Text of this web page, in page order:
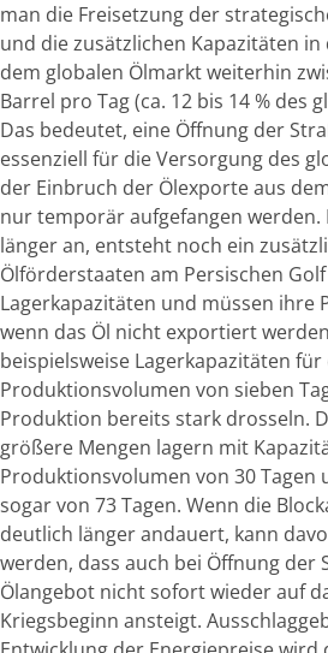
man die Freisetzung der
und die zusätzlichen Kapazitäten in
dem globalen Ölmarkt weiterhin
Barrel pro Tag (ca. 12 bis 14 % des
Das bedeutet, eine Öffnung der
essenziell für die Versorgung des
der Einbruch der Ölexporte aus
nur temporär aufgefangen werden.
länger an, entsteht noch ein
Ölförderstaaten am Persischen
Lagerkapazitäten und müssen ihre
wenn das Öl nicht exportiert
beispielsweise Lagerkapazitäten für
Produktionsvolumen von sieben
Produktion bereits stark drosseln.
größere Mengen lagern mit
Produktionsvolumen von 30 Tagen
sogar von 73 Tagen. Wenn die
deutlich länger andauert, kann
werden, dass auch bei Öffnung der
Ölangebot nicht sofort wieder auf
Kriegsbeginn ansteigt.